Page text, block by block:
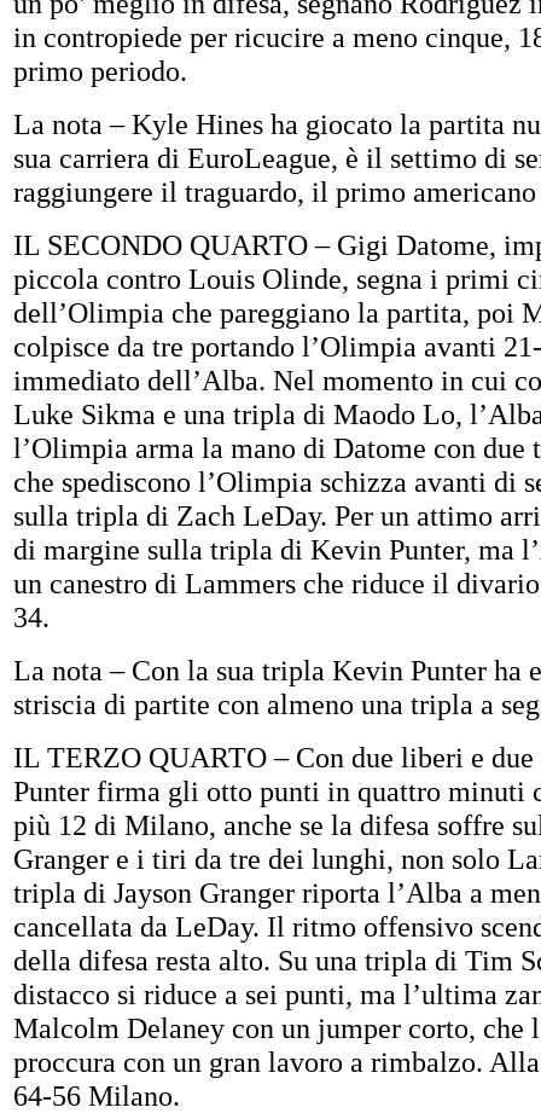
in contropiede per ricucire a meno cinque,
primo periodo.
La nota – Kyle Hines ha giocato la partita
sua carriera di EuroLeague, è il settimo di
raggiungere il traguardo, il primo
IL SECONDO QUARTO – Gigi Datome,
piccola contro Louis Olinde, segna i primi
dell’Olimpia che pareggiano la partita, poi
colpisce da tre portando l’Olimpia avanti
immediato dell’Alba. Nel momento in cui
Luke Sikma e una tripla di Maodo Lo,
l’Olimpia arma la mano di Datome con due
che spediscono l’Olimpia schizza avanti di
sulla tripla di Zach LeDay. Per un attimo
di margine sulla tripla di Kevin Punter, ma
un canestro di Lammers che riduce il
34.
La nota – Con la sua tripla Kevin Punter ha
striscia di partite con almeno una tripla a
IL TERZO QUARTO – Con due liberi e
Punter firma gli otto punti in quattro minuti
più 12 di Milano, anche se la difesa soffre
Granger e i tiri da tre dei lunghi, non solo
tripla di Jayson Granger riporta l’Alba a
cancellata da LeDay. Il ritmo offensivo
della difesa resta alto. Su una tripla di Tim
distacco si riduce a sei punti, ma l’ultima
Malcolm Delaney con un jumper corto, che
proccura con un gran lavoro a rimbalzo.
64-56 Milano.